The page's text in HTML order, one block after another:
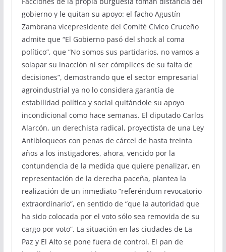
gobierno y le quitan su apoyo: el facho Agustín
Zambrana vicepresidente del Comité Cívico Cruceño
admite que “El Gobierno pasó del shock al coma
político”, que “No somos sus partidarios, no vamos a
solapar su inacción ni ser cómplices de su falta de
decisiones”, demostrando que el sector empresarial
agroindustrial ya no lo considera garantía de
estabilidad política y social quitándole su apoyo
incondicional como hace semanas. El diputado Carlos
Alarcón, un derechista radical, proyectista de una Ley
Antibloqueos con penas de cárcel de hasta treinta
años a los instigadores, ahora, vencido por la
contundencia de la medida que quiere penalizar, en
representación de la derecha paceña, plantea la
realización de un inmediato “referéndum revocatorio
extraordinario”, en sentido de “que la autoridad que
ha sido colocada por el voto sólo sea removida de su
cargo por voto”. La situación en las ciudades de La
Paz y El Alto se pone fuera de control. El pan de